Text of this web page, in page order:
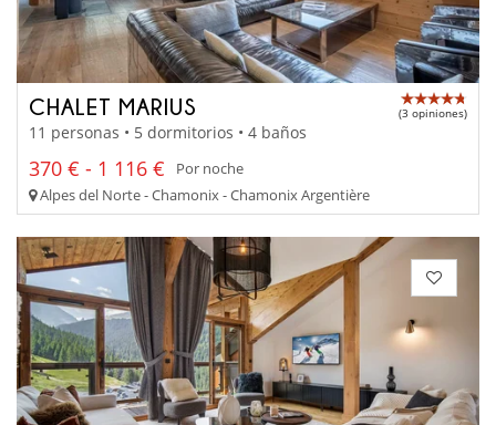
CHALET MARIUS (3 opiniones)
11 personas • 5 dormitorios • 4 baños
370 € - 1 116 €
Por noche
Alpes del Norte - Chamonix - Chamonix Argentière